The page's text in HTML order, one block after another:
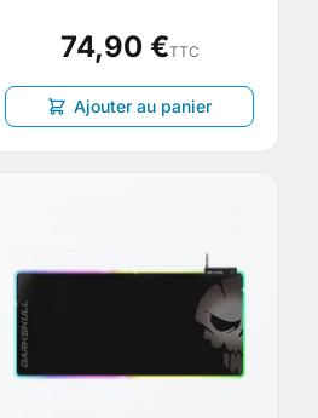
74,90 €TTC
Ajouter au panier